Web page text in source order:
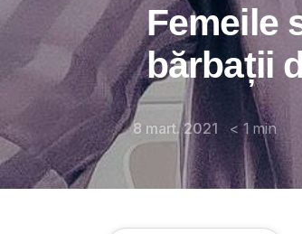
Femeile
bărbații
8 mart. 2021 < 1 min